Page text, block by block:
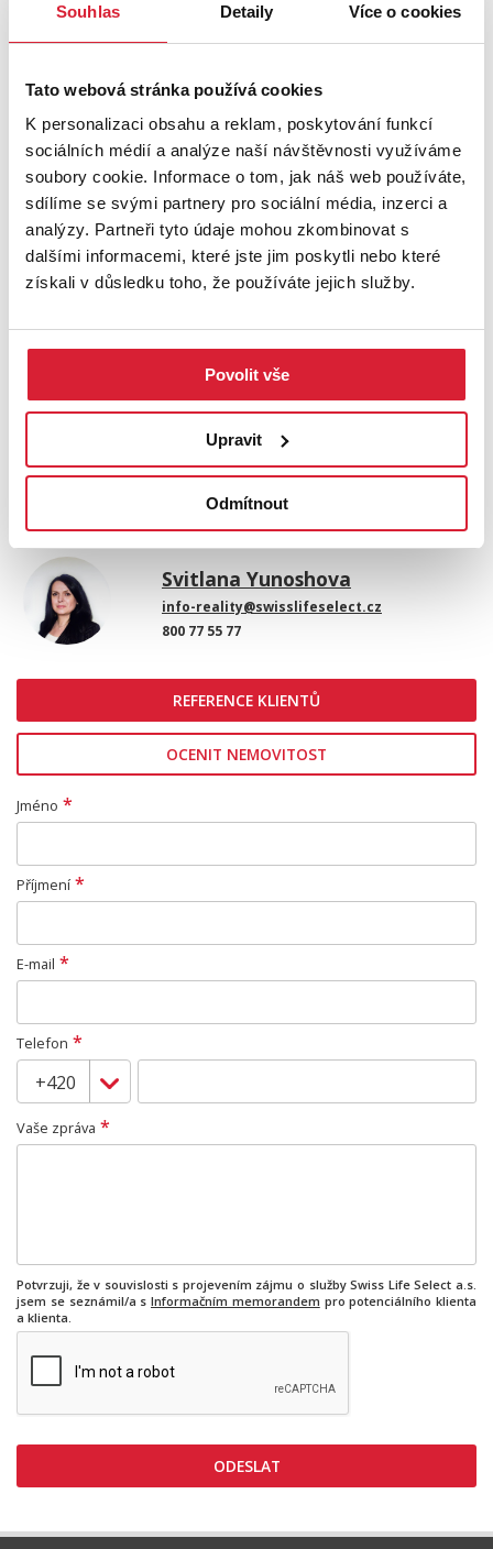
Souhlas Detaily Více o cookies
Tato webová stránka používá cookies
K personalizaci obsahu a reklam, poskytování funkcí
sociálních médií a analýze naší návštěvnosti využíváme
soubory cookie. Informace o tom, jak náš web používáte,
sdílíme se svými partnery pro sociální média, inzerci a
analýzy. Partneři tyto údaje mohou zkombinovat s
dalšími informacemi, které jste jim poskytli nebo které
získali v důsledku toho, že používáte jejich služby.
Povolit vše
Upravit
Odmítnout
UMÍSTĚNÍ OBJEKTU
+
−
Leaflet |
KONTAKTOVAT MAKLÉŘE
Svitlana Yunoshova
info-reality@swisslifeselect.cz
800 77 55 77
REFERENCE KLIENTŮ
OCENIT NEMOVITOST
Jméno *
Příjmení *
E-mail *
Telefon *
Vaše zpráva *
Potvrzuji, že v souvislosti s projevením zájmu o služby Swiss Life Select a.s.
jsem se seznámil/a s Informačním memorandem pro potenciálního klienta
a klienta.